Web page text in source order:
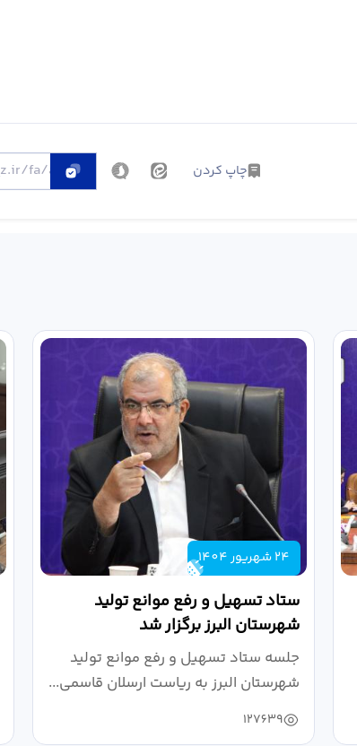
چاپ کردن
24 شهریور 1404
ستاد تسهیل و رفع موانع تولید
شهرستان البرز برگزار شد
جلسه ستاد تسهیل و رفع موانع تولید
شهرستان البرز به ریاست ارسلان قاسمی...
127639